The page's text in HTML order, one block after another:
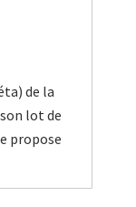
de la
lot de
propose